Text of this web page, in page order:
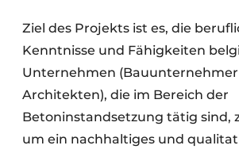
Datenschutz / Cookie-Erklärung
Ein Stellenangebot registrieren
Videos
Ziel des Projekts ist es, die
Kenntnisse und Fähigkeiten
Unternehmen
Architekten), die im Bereich der
Betoninstandsetzung tätig sind,
um ein nachhaltiges und